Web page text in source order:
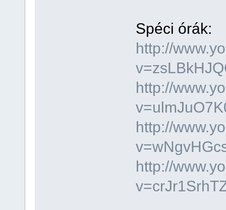
Spéci órák:
http://
http://
http://
http://